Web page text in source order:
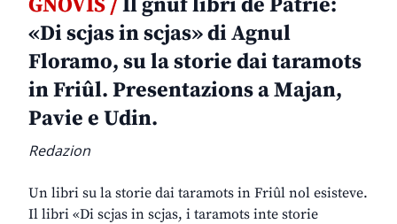
GNOVIS /Il gnûf libri de Patrie:
«Di scjas in scjas» di Agnul
Floramo, su la storie dai taramots
in Friûl. Presentazions a Majan,
Pavie e Udin.
Redazion
Un libri su la storie dai taramots in Friûl nol esisteve.
Il libri «Di scjas in scjas, i taramots inte storie